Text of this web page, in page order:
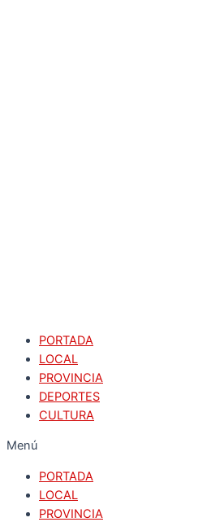
PORTADA
LOCAL
PROVINCIA
DEPORTES
CULTURA
Menú
PORTADA
LOCAL
PROVINCIA